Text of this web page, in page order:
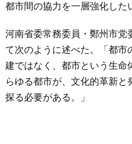
都市間の協力を一層強化した
河南省委常務委員・鄭州市党
て次のように述べた。「都市
建ではなく、都市という生命
らゆる都市が、文化的革新
探る必要がある。」